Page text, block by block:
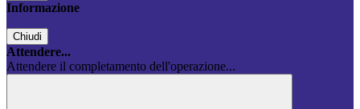
Informazione
Chiudi
Attendere...
Attendere il completamento dell'operazione...